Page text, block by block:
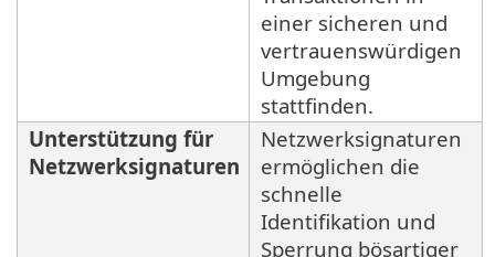
einer sicheren und
vertrauenswürdigen
Umgebung
stattfinden.
Unterstützung für
Netzwerksignaturen
Netzwerksignaturen
ermöglichen die
schnelle
Identifikation und
Sperrung bösartiger